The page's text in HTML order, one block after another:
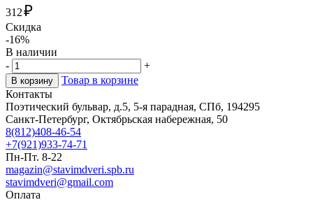
312₽
Скидка
-16%
В наличии
-
+
В корзину
Товар в корзине
Контакты
Поэтический бульвар, д.5, 5-я парадная, СПб, 194295
Санкт-Петербург, Октябрьская набережная, 50
8(812)408-46-54
+7(921)933-74-71
Пн-Пт. 8-22
magazin@stavimdveri.spb.ru
stavimdveri@gmail.com
Оплата